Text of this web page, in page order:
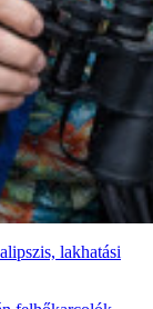
lakhatási